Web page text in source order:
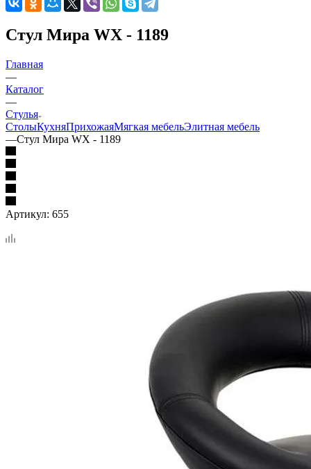
Стул Мира WX - 1189
Главная
—
Каталог
—
Стулья
СтолыКухняПрихожаяМягкая мебельЭлитная мебель
—Стул Мира WX - 1189
Артикул: 655